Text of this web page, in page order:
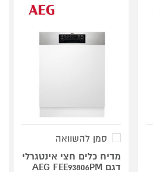
סמן להשוואה
מדיח כלים חצי אינטגרלי
דגם AEG FEE93806PM